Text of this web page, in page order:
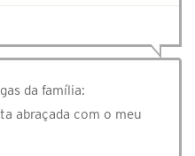
da família:
abraçada com o meu